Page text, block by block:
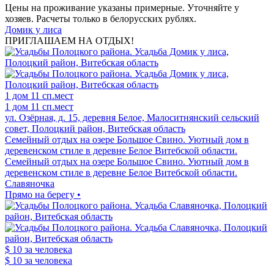
Цены на проживание указаны примерные. Уточняйте у
хозяев. Расчеты только в белорусских рублях.
Домик у лиса
ПРИГЛАШАЕМ НА ОТДЫХ!
1 дом 11 сп.мест
1 дом 11 сп.мест
ул. Озёрная, д. 15, деревня Белое, Малоситнянский сельский
совет, Полоцкий район, Витебская область
Семейный отдых на озере Большое Свино. Уютный дом в
деревенском стиле в деревне Белое Витебской области.
Семейный отдых на озере Большое Свино. Уютный дом в
деревенском стиле в деревне Белое Витебской области.
Славяночка
Прямо на берегу •
$ 10 за человека
$ 10 за человека